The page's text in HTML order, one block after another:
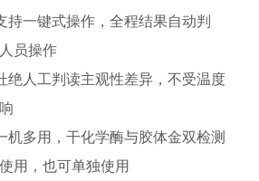
持一键式操作，全程结果自动判
员操作
绝人工判读主观性差异，不受温度
机多用，干化学酶与胶体金双检测
用，也可单独使用